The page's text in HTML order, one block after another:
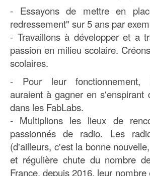
- Essayons de mettre en
redressement" sur 5 ans par
- Travaillons à développer et a
passion en milieu scolaire.
scolaires.
- Pour leur fonctionnement,
auraient à gagner en
dans les FabLabs.
- Multiplions les lieux de
passionnés de radio. Les
(d'ailleurs, c'est la bonne
et régulière chute du nombre
France, depuis 2016, leur